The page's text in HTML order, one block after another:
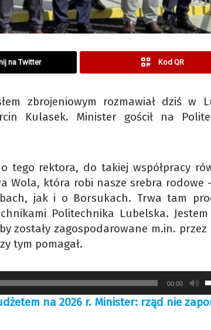
na Twitter Kod QR
zbrojeniowym rozmawiał dziś w
Kulasek. Minister gościł na
tego rektora, do takiej współpracy
Wola, która robi nasze srebra rodowe
jak i o Borsukach. Trwa tam
Politechnika Lubelska.
zostały zagospodarowane m.in. przez
tym pomagał.
00:00
na 2026 r. Minister: rząd nie